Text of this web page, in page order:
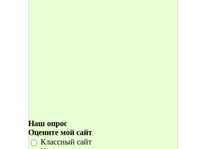
Наш опрос
Оцените мой сайт
Классный сайт